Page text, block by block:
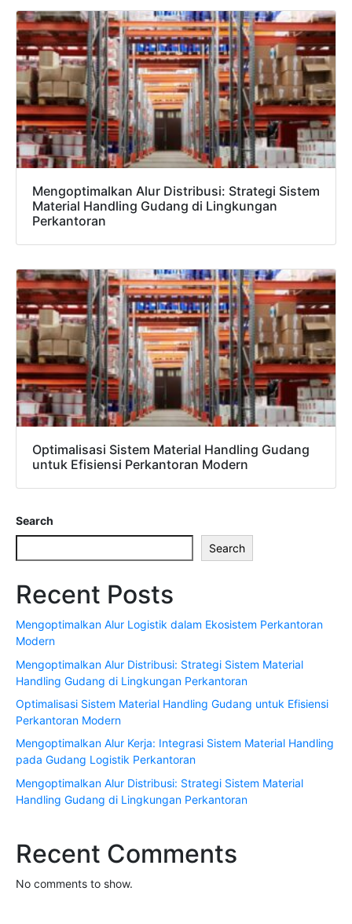
Mengoptimalkan Alur Distribusi: Strategi Sistem
Material Handling Gudang di Lingkungan
Perkantoran
Optimalisasi Sistem Material Handling Gudang
untuk Efisiensi Perkantoran Modern
Search
Search
Recent Posts
Mengoptimalkan Alur Logistik dalam Ekosistem Perkantoran
Modern
Mengoptimalkan Alur Distribusi: Strategi Sistem Material
Handling Gudang di Lingkungan Perkantoran
Optimalisasi Sistem Material Handling Gudang untuk Efisiensi
Perkantoran Modern
Mengoptimalkan Alur Kerja: Integrasi Sistem Material Handling
pada Gudang Logistik Perkantoran
Mengoptimalkan Alur Distribusi: Strategi Sistem Material
Handling Gudang di Lingkungan Perkantoran
Recent Comments
No comments to show.